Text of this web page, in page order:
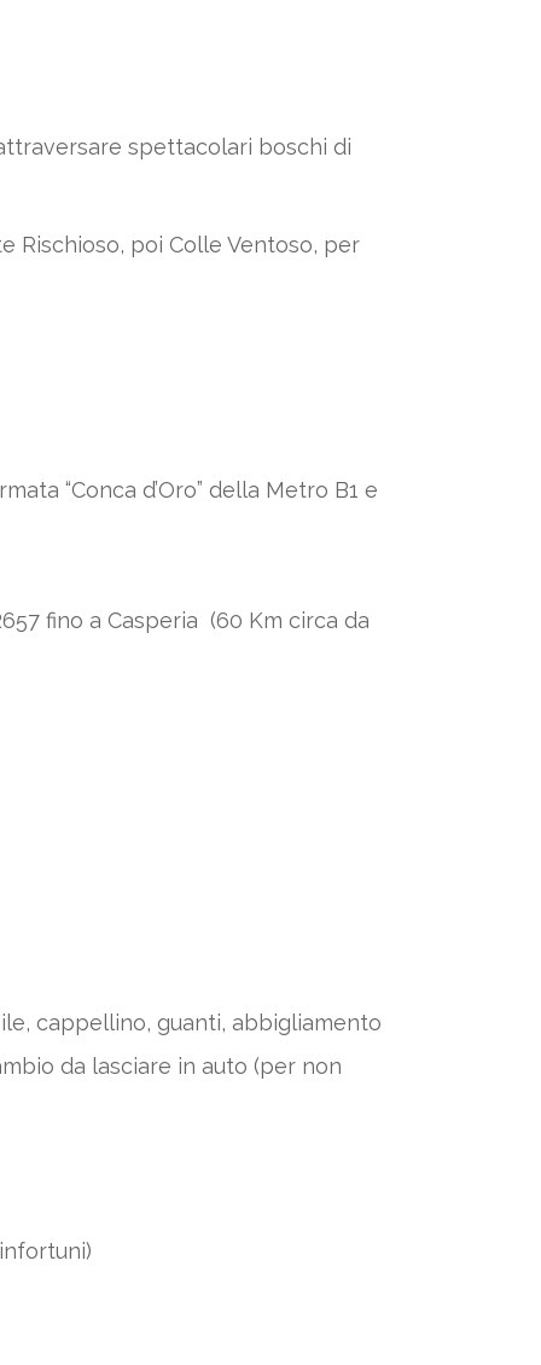
spettacolari boschi di
Rischioso, poi Colle Ventoso, per
“Conca d’Oro” della Metro B1 e
fino a Casperia (60 Km circa da
cappellino, guanti, abbigliamento
da lasciare in auto (per non